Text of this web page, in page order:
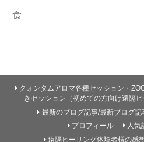
食
クォンタムアロマ各種セッション・
きセッション（初めての方向け遠隔
最新のブログ記事/最新ブログ
プロフィール
人気
遠隔ヒーリング体験者様の感